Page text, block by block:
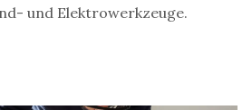
und Elektrowerkzeuge.